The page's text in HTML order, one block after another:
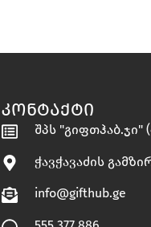
ᲙᲝᲜᲢᲐᲥᲢᲘ
შპს "გიფთჰაბ.ჯი"
ჭავჭავაძის
info@gifthub.ge